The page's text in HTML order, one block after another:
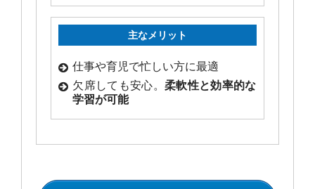
主なメリット
仕事や育児で忙しい方に最適
欠席しても安心。 柔軟性と効率的な
学習が可能